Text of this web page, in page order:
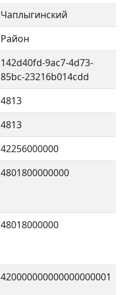
Чаплыгинский
Район
142d40fd-9ac7-4d73-
85bc-23216b014cdd
4813
4813
42256000000
4801800000000
48018000000
420000000000000000001